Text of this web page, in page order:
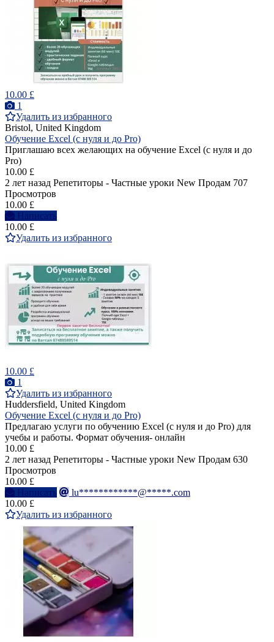
10.00 £
1
Удалить из избранного
Bristol, United Kingdom
Обучение Excel (с нуля и до Pro)
Приглашаю всех желающих на обучение Excel (с нуля и до
Pro)
10.00 £
2 лет назад Репетиторы - Частные уроки New Продам 707
Просмотров
10.00 £
Написать
10.00 £
Удалить из избранного
10.00 £
1
Удалить из избранного
Huddersfield, United Kingdom
Обучение Excel (с нуля и до Pro)
Предлагаю услуги по обучению Excel (с нуля и до Pro) для
учебы и работы. Формат обучения- онлайн
10.00 £
2 лет назад Репетиторы - Частные уроки New Продам 630
Просмотров
10.00 £
Написать
lu************@*****.com
10.00 £
Удалить из избранного